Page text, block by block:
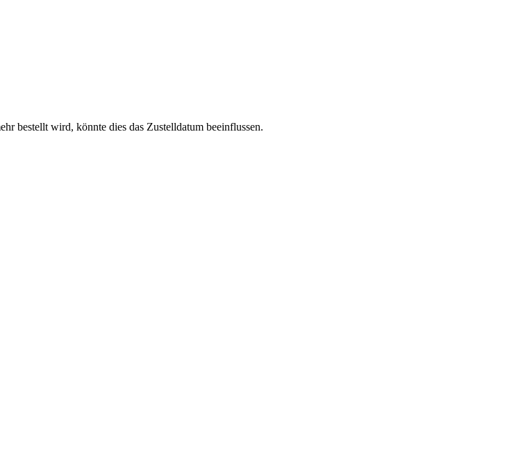
bestellt wird, könnte dies das Zustelldatum beeinflussen.